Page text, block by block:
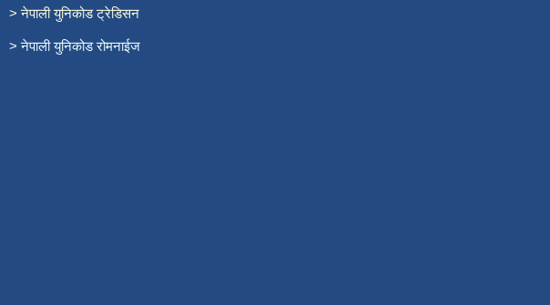
> नेपाली युनिकोड ट्रेडिसन
> नेपाली युनिकोड रोमनाईज